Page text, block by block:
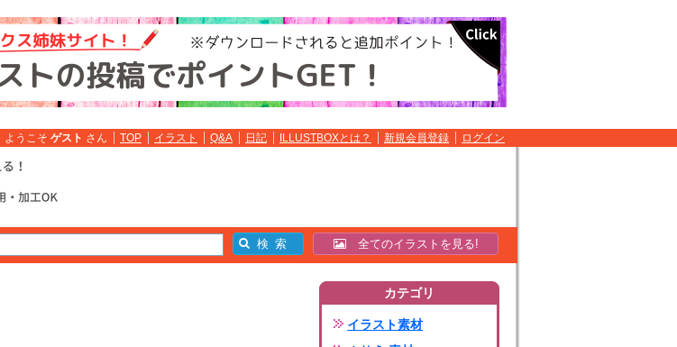
ようこそ ゲスト さん TOP イラスト Q&A 日記 ILLUSTBOXとは？ 新規会員登録 ログイン
全てのイラストを見る!
カテゴリ
イラスト素材